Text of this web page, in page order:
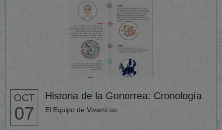
OCT
07
Historia de la Gonorrea: Cronología
El Equipo de Vivami.co